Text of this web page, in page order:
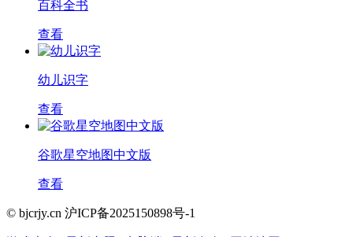
百科全书
查看
幼儿识字
查看
谷歌星空地图中文版
查看
© bjcrjy.cn 沪ICP备2025150898号-1